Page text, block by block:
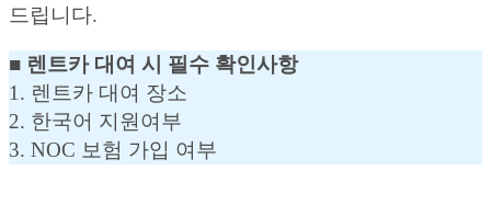
드립니다.
■ 렌트카 대여 시 필수 확인사항
1. 렌트카 대여 장소
2. 한국어 지원여부
3. NOC 보험 가입 여부